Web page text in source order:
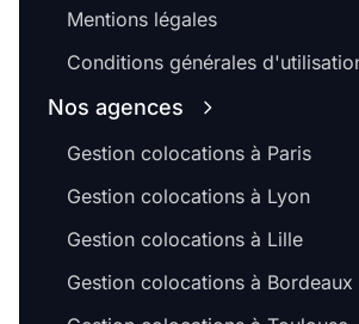
Mentions légales
Conditions générales
Nos agences
Gestion colocations à Paris
Gestion colocations à Lyon
Gestion colocations à Lille
Gestion colocations à Bordeaux